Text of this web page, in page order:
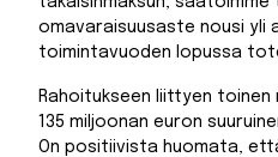
omavaraisuusaste nousi
toimintavuoden lopussa
Rahoitukseen liittyen
135 miljoonan euron
On positiivista huomata,